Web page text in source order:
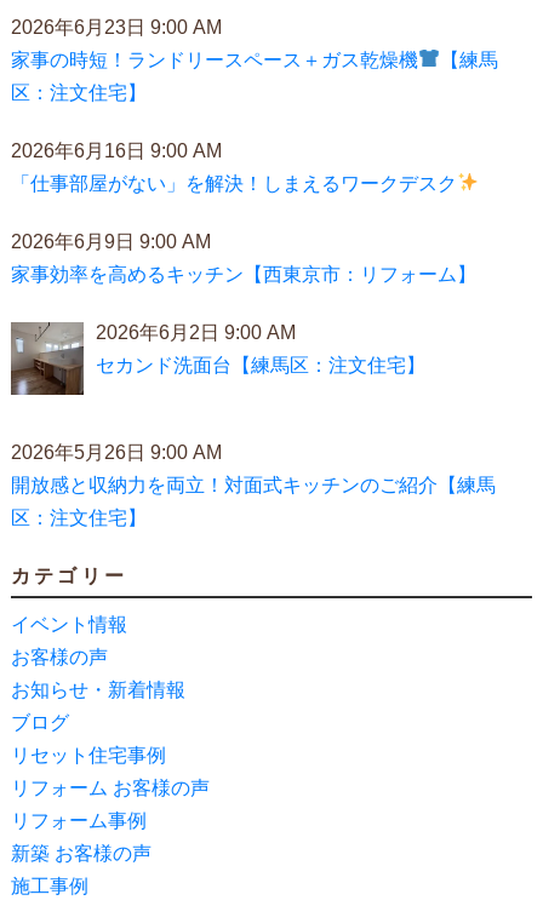
2026年6月23日 9:00 AM
家事の時短！ランドリースペース＋ガス乾燥機
【練馬
区：注文住宅】
2026年6月16日 9:00 AM
「仕事部屋がない」を解決！しまえるワークデスク
2026年6月9日 9:00 AM
家事効率を高めるキッチン【西東京市：リフォーム】
2026年6月2日 9:00 AM
セカンド洗面台【練馬区：注文住宅】
2026年5月26日 9:00 AM
開放感と収納力を両立！対面式キッチンのご紹介【練馬
区：注文住宅】
カテゴリー
イベント情報
お客様の声
お知らせ・新着情報
ブログ
リセット住宅事例
リフォーム お客様の声
リフォーム事例
新築 お客様の声
施工事例